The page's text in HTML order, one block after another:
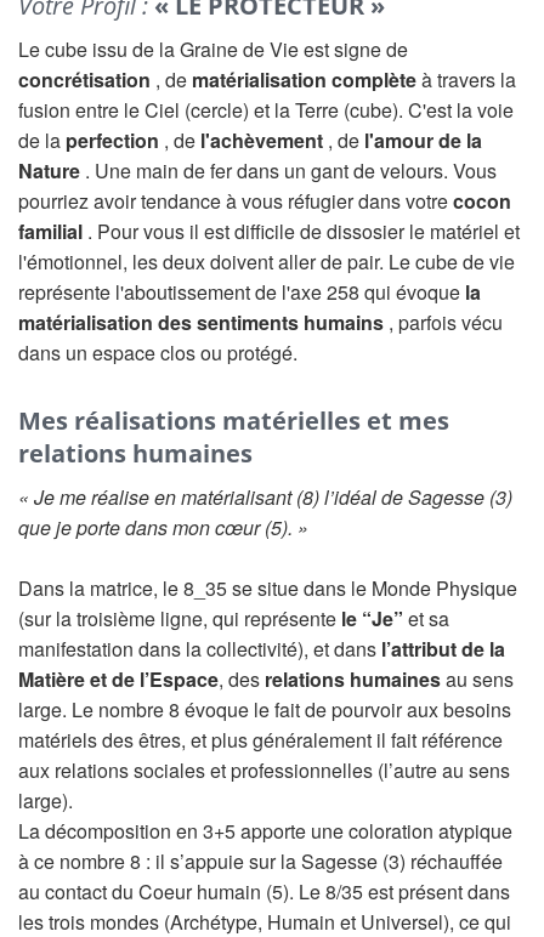
Le cube issu de la Graine de Vie est signe de
concrétisation , de matérialisation complèteà travers la
fusion entre le Ciel (cercle) et la Terre (cube). C'est la voie
de la perfection , de l'achèvement , de l'amour de la
Nature . Une main de fer dans un gant de velours. Vous
pourriez avoir tendance à vous réfugier dans votrecocon
familial . Pour vous il est difficile de dissosier le matériel et
l'émotionnel, les deux doivent aller de pair. Le cube de vie
représente l'aboutissement de l'axe 258 qui évoque la
matérialisation des sentiments humains , parfois vécu
dans un espace clos ou protégé.
Mes réalisations matérielles et mes
relations humaines
« Je me réalise en matérialisant (8) l’idéal de Sagesse (3)
que je porte dans mon cœur (5). »
Dans la matrice, le 8_35 se situe dans le Monde Physique
(sur la troisième ligne, qui représente le “Je” et sa
manifestation dans la collectivité), et dans l’attribut de la
Matière et de l’Espace, des relations humainesau sens
large. Le nombre 8 évoque le fait de pourvoir aux besoins
matériels des êtres, et plus généralement il fait référence
aux relations sociales et professionnelles (l’autre au sens
large).
La décomposition en 3+5 apporte une coloration atypique
à ce nombre 8 : il s’appuie sur la Sagesse (3) réchauffée
au contact du Coeur humain (5). Le 8/35 est présent dans
les trois mondes (Archétype, Humain et Universel), ce qui